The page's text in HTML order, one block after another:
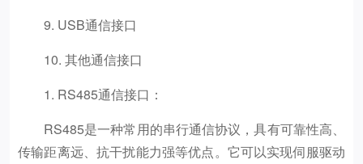
9. USB通信接口
10. 其他通信接口
1. RS485通信接口：
RS485是一种常用的串行通信协议，具有可靠性高、
传输距离远、抗干扰能力强等优点。它可以实现伺服驱动